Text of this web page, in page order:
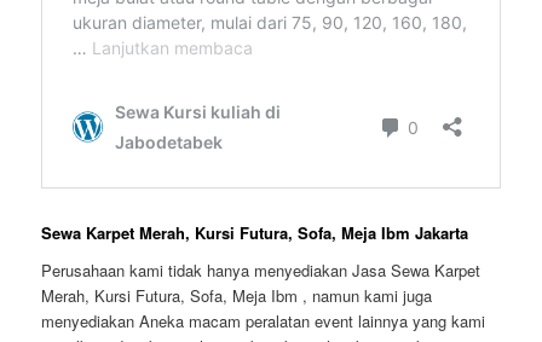
Sewa Karpet Merah, Kursi Futura, Sofa, Meja Ibm Jakarta
Perusahaan kami tidak hanya menyediakan Jasa Sewa Karpet
Merah, Kursi Futura, Sofa, Meja Ibm , namun kami juga
menyediakan Aneka macam peralatan event lainnya yang kami